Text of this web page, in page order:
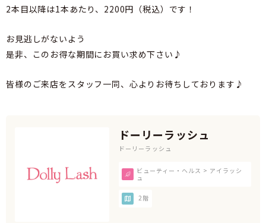
2本目以降は1本あたり、2200円（税込）です！
お見逃しがないよう
是非、このお得な期間にお買い求め下さい♪
皆様のご来店をスタッフ一同、心よりお待ちしております♪
ドーリーラッシュ
ドーリーラッシュ
ビューティー・ヘルス > アイラッシ
ュ
2階